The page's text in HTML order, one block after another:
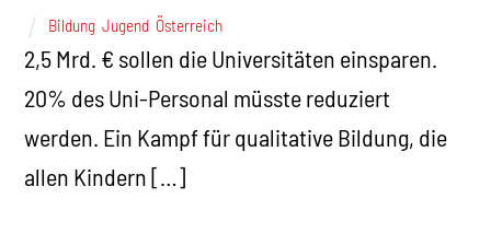
Bildung ,Jugend Österreich
2,5 Mrd. € sollen die Universitäten einsparen.
20% des Uni-Personal müsste reduziert
werden. Ein Kampf für qualitative Bildung, die
allen Kindern […]